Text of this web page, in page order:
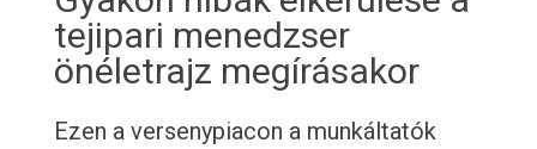
tejipari menedzser
önéletrajz megírásakor
Ezen a versenypiacon a munkáltatók